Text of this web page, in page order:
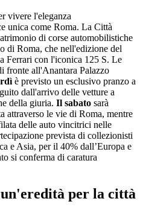
vivere l'eleganza
unica come Roma. La Città
di corse automobilistiche
di Roma, che nell'edizione del
Ferrari con l'iconica 125 S. Le
fronte all'Anantara Palazzo
è previsto un esclusivo pranzo a
dall'arrivo delle vetture a
della giuria. Il sabato sarà
attraverso le vie di Roma, mentre
delle auto vincitrici nelle
prevista di collezionisti
e Asia, per il 40% dall’Europa e
si conferma di caratura
per la città